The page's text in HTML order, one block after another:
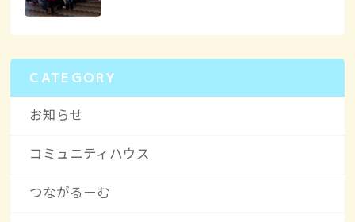
CATEGORY
お知らせ
コミュニティハウス
つながるーむ